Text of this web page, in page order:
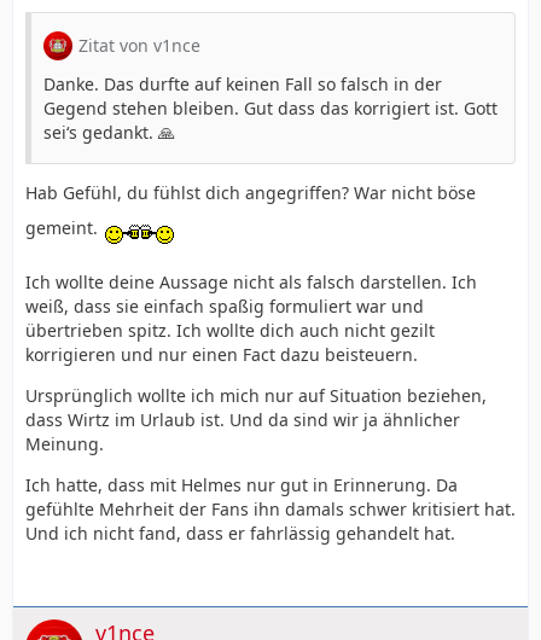
Zitat von v1nce
Danke. Das durfte auf keinen Fall so falsch in der
Gegend stehen bleiben. Gut dass das korrigiert ist. Gott
sei‘s gedankt. 🙏
Hab Gefühl, du fühlst dich angegriffen? War nicht böse
gemeint.
Ich wollte deine Aussage nicht als falsch darstellen. Ich
weiß, dass sie einfach spaßig formuliert war und
übertrieben spitz. Ich wollte dich auch nicht gezilt
korrigieren und nur einen Fact dazu beisteuern.
Ursprünglich wollte ich mich nur auf Situation beziehen,
dass Wirtz im Urlaub ist. Und da sind wir ja ähnlicher
Meinung.
Ich hatte, dass mit Helmes nur gut in Erinnerung. Da
gefühlte Mehrheit der Fans ihn damals schwer kritisiert hat.
Und ich nicht fand, dass er fahrlässig gehandelt hat.
v1nce